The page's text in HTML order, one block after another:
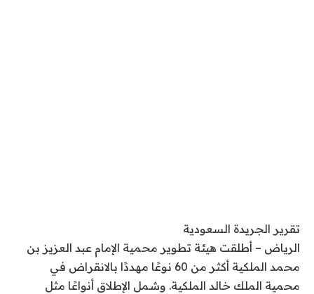
تقرير الجريدة السعودية
الرياض – أطلقت هيئة تطوير محمية الإمام عبد العزيز بن
محمد الملكية أكثر من 60 نوعًا مهددًا بالانقراض في
محمية الملك خالد الملكية. وشمل الإطلاق أنواعًا مثل